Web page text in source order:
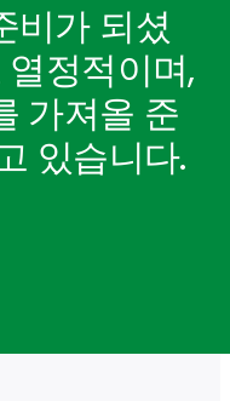
비가 되셨
정적이며,
가져올 준
있습니다.